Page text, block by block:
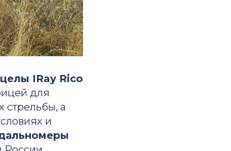
IRay Rico
для
стрельбы, а
и